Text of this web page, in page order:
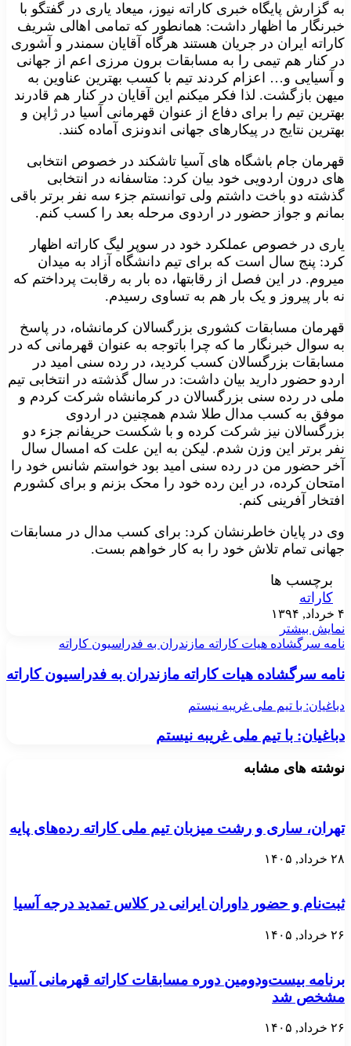
به گزارش پایگاه خبری کاراته نیوز، میعاد یاری در گفتگو با
خبرنگار ما اظهار داشت: همانطور که تمامی اهالی شریف
کاراته ایران در جریان هستند هرگاه آقایان سمندر و آشوری
در کنار هم تیمی را به مسابقات برون مرزی اعم از جهانی
و آسیایی و… اعزام کردند تیم با کسب بهترین عناوین به
میهن بازگشت. لذا فکر میکنم این آقایان در کنار هم قادرند
بهترین تیم را برای دفاع از عنوان قهرمانی آسیا در ژاپن و
بهترین نتایج در پیکارهای جهانی اندونزی آماده کنند.
قهرمان جام باشگاه های آسیا تاشکند در خصوص انتخابی
های درون اردویی خود بیان کرد: متاسفانه در انتخابی
گذشته دو باخت داشتم ولی توانستم جزء سه نفر برتر باقی
بمانم و جواز حضور در اردوی مرحله بعد را کسب کنم.
یاری در خصوص عملکرد خود در سوپر لیگ کاراته اظهار
کرد: پنج سال است که برای تیم دانشگاه آزاد به میدان
میروم. در این فصل از رقابتها، ده بار به رقابت پرداختم که
نه بار پیروز و یک بار هم به تساوی رسیدم.
قهرمان مسابقات کشوری بزرگسالان کرمانشاه، در پاسخ
به سوال خبرنگار ما که چرا باتوجه به عنوان قهرمانی که در
مسابقات بزرگسالان کسب کردید، در رده سنی امید در
اردو حضور دارید بیان داشت: در سال گذشته در انتخابی تیم
ملی در رده سنی بزرگسالان در کرمانشاه شرکت کردم و
موفق به کسب مدال طلا شدم همچنین در اردوی
بزرگسالان نیز شرکت کرده و با شکست حریفانم جزء دو
نفر برتر این وزن شدم. لیکن به این علت که امسال سال
آخر حضور من در رده سنی امید بود خواستم شانس خود را
امتحان کرده، در این رده خود را محک بزنم و برای کشورم
افتخار آفرینی کنم.
وی در پایان خاطرنشان کرد: برای کسب مدال در مسابقات
جهانی تمام تلاش خود را به کار خواهم بست.
برچسب ها
کاراته
۴ خرداد, ۱۳۹۴
نمایش بیشتر
نامه سرگشاده هيات كاراته مازندران به فدراسيون كاراته
نامه سرگشاده هيات كاراته مازندران به فدراسيون كاراته
دباغیان: با تیم ملی غریبه نیستم
دباغیان: با تیم ملی غریبه نیستم
نوشته های مشابه
تهران، ساری و رشت میزبان تیم ملی کاراته رده‌های پایه
۲۸ خرداد, ۱۴۰۵
ثبت‌نام و حضور داوران ایرانی در کلاس تمدید درجه آسیا
۲۶ خرداد, ۱۴۰۵
برنامه بیست‌ودومین دوره مسابقات کاراته قهرمانی آسیا
مشخص شد
۲۶ خرداد, ۱۴۰۵